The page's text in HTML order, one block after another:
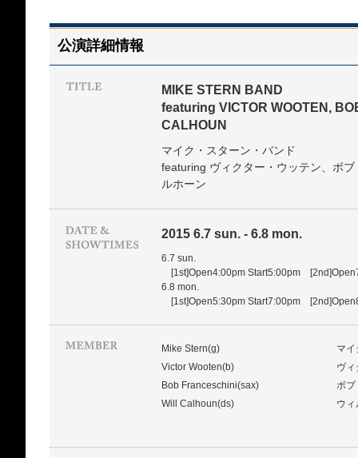
公演詳細情報
MIKE STERN BAND
featuring VICTOR WOOTEN,
CALHOUN
マイク・スターン・バンド
featuring ヴィクター・ウッテン、ボ
ルホーン
2015 6.7 sun. - 6.8 mon.
6.7 sun.
[1st]Open4:00pm Start5:00pm
6.8 mon.
[1st]Open5:30pm Start7:00pm
Mike Stern(g)
マ
Victor Wooten(b)
ヴ
Bob Franceschini(sax)
ボブ
Will Calhoun(ds)
ウ